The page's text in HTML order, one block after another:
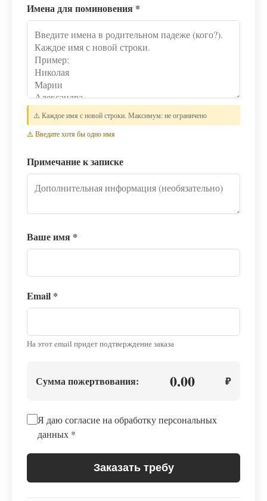
Имена для поминовения *
⚠️ Каждое имя с новой строки. Максимум: не ограничено
⚠️ Введите хотя бы одно имя
Примечание к записке
Ваше имя *
Email *
На этот email придет подтверждение заказа
Сумма пожертвования: 0.00 ₽
Я даю согласие на обработку персональных
данных *
Заказать требу